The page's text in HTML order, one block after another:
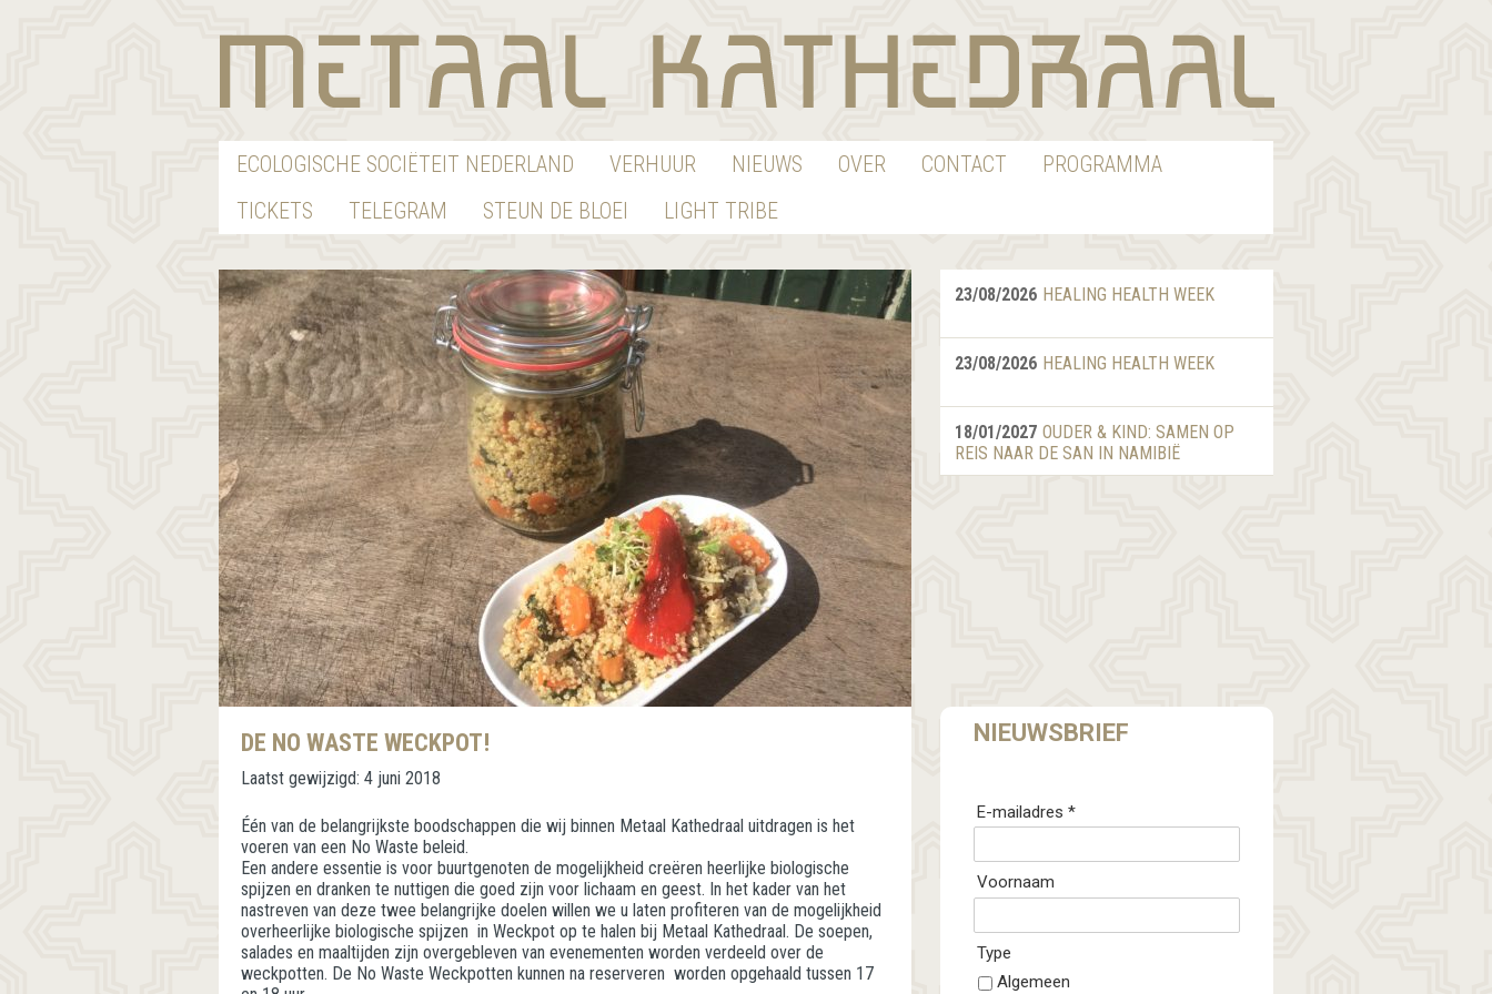
ECOLOGISCHE SOCIËTEIT NEDERLAND VERHUUR NIEUWS OVER CONTACT
PROGRAMMA
TICKETS
TELEGRAM STEUN DE BLOEI LIGHT TRIBE
DE NO WASTE WECKPOT!
Laatst gewijzigd: 4 juni 2018
Één van de belangrijkste boodschappen die wij binnen Metaal Kathedraal uitdragen is het
voeren van een No Waste beleid.
Een andere essentie is voor buurtgenoten de mogelijkheid creëren heerlijke biologische
spijzen en dranken te nuttigen die goed zijn voor lichaam en geest. In het kader van het
nastreven van deze twee belangrijke doelen willen we u laten profiteren van de mogelijkheid
overheerlijke biologische spijzen in Weckpot op te halen bij Metaal Kathedraal. De soepen,
salades en maaltijden zijn overgebleven van evenementen worden verdeeld over de
weckpotten. De No Waste Weckpotten kunnen na reserveren worden opgehaald tussen 17
23/08/2026 HEALING HEALTH WEEK
23/08/2026 HEALING HEALTH WEEK
18/01/2027 OUDER & KIND: SAMEN OP
REIS NAAR DE SAN IN NAMIBIË
NIEUWSBRIEF
E-mailadres *
Voornaam
Type
Algemeen